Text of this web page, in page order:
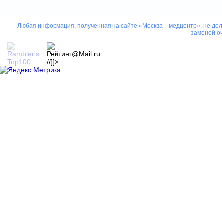
Любая информация, полученная на сайте «Москва – медцентр», не
заменой
//]]>